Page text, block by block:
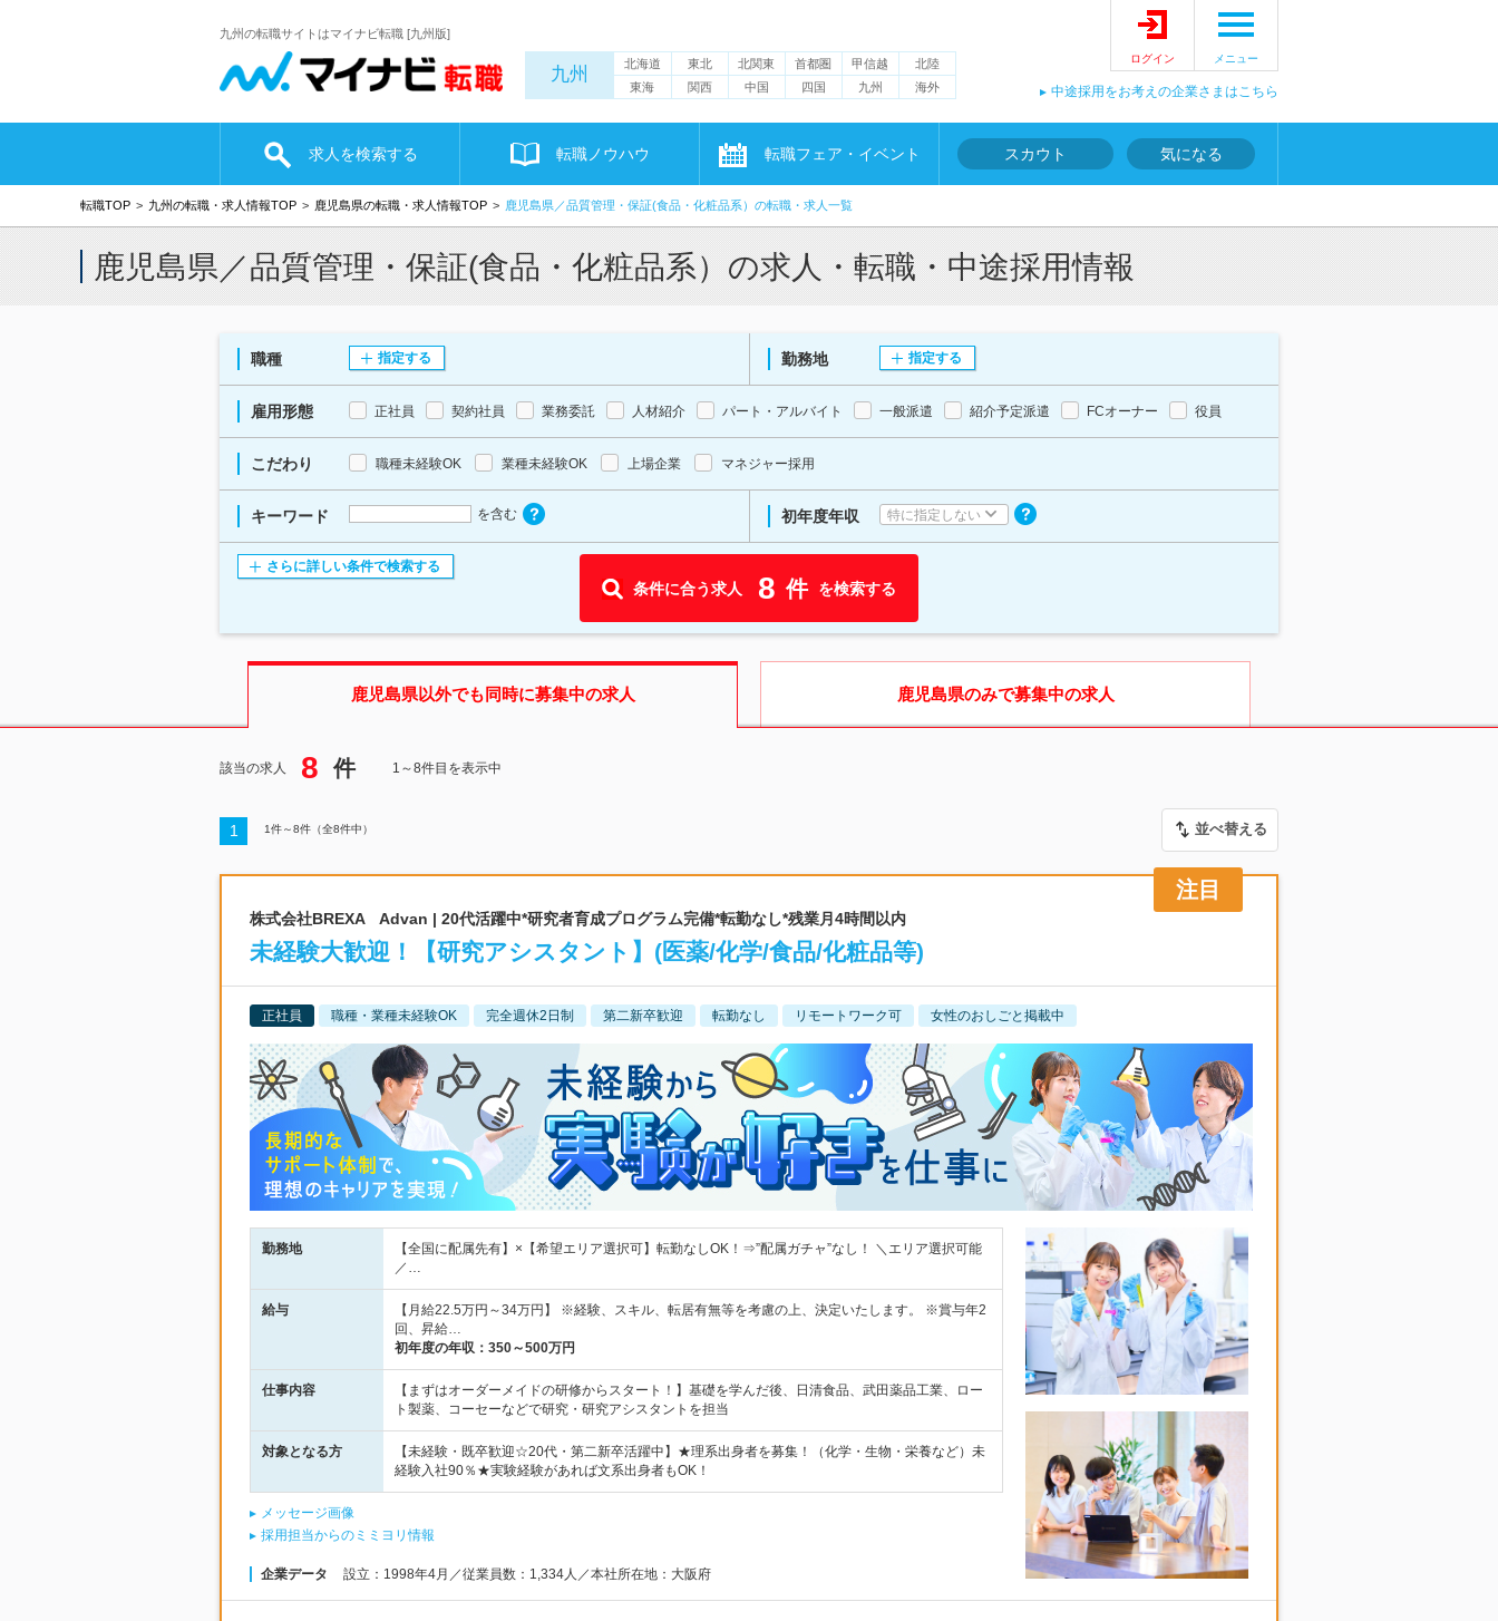
九州の転職サイトはマイナビ転職 [九州版]
九州 北海道 東北 北関東 首都圏 甲信越
北陸
東海
関西 中国 四国 九州 海外
ログイン メニュー
中途採用をお考えの企業さまはこちら
求人を検索する 転職ノウハウ 転職フェア・イベント スカウト 気になる
転職TOP 九州の転職・求人情報TOP 鹿児島県の転職・求人情報TOP 鹿児島県／品質管理・保証(食品・化粧品系）の転職・求人一覧
鹿児島県／品質管理・保証(食品・化粧品系）の求人・転職・中途採用情報
職種 指定する 勤務地 指定する
雇用形態 正社員 契約社員 業務委託 人材紹介 パート・アルバイト 一般派遣 紹介予定派遣 FCオーナー 役員
こだわり 職種未経験OK 業種未経験OK 上場企業 マネジャー採用
キーワード を含む 初年度年収 特に指定しない
さらに詳しい条件で検索する
条件に合う求人 8 件 を検索する
鹿児島県以外でも同時に募集中の求人 鹿児島県のみで募集中の求人
該当の求人 8 件 1～8件目を表示中
1 1件～8件（全8件中） 並べ替える
株式会社BREXA Advan | 20代活躍中*研究者育成プログラム完備*転勤なし*残業月4時間以内
未経験大歓迎！【研究アシスタント】(医薬/化学/食品/化粧品等)
正社員 職種・業種未経験OK 完全週休2日制 第二新卒歓迎 転勤なし リモートワーク可 女性のおしごと掲載中
勤務地
【全国に配属先有】×【希望エリア選択可】転勤なしOK！⇒”配属ガチャ”なし！ ＼エリア選択可能
／…
給与
【月給22.5万円～34万円】 ※経験、スキル、転居有無等を考慮の上、決定いたします。 ※賞与年2
回、昇給…
初年度の年収： 350～500万円
仕事内容
【まずはオーダーメイドの研修からスタート！】基礎を学んだ後、日清食品、武田薬品工業、ロー
ト製薬、コーセーなどで研究・研究アシスタントを担当
対象となる方
【未経験・既卒歓迎☆20代・第二新卒活躍中】★理系出身者を募集！（化学・生物・栄養など）未
経験入社90％★実験経験があれば文系出身者もOK！
メッセージ画像
採用担当からのミミヨリ情報
企業データ 設立：1998年4月／従業員数：1,334人／本社所在地：大阪府